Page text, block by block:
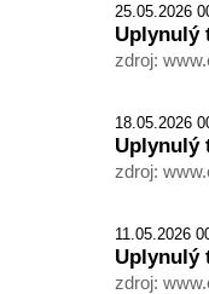
25.05.2026
Uplynulý
zdroj:
18.05.2026
Uplynulý
zdroj:
11.05.2026
Uplynulý
zdroj: